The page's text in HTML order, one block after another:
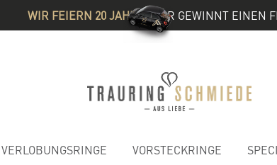
WIR FEIERN 20 JAHRE& IHR GEWINNT EINEN
VERLOBUNGSRINGE VORSTECKRINGE